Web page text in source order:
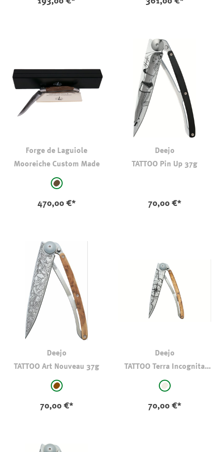
Forge de Laguiole
Mooreiche Custom Made
auswählen
braun
470,00 €*
Deejo
TATTOO Pin Up 37g
70,00 €*
Deejo
TATTOO Art Nouveau 37g
auswählen
mittelbraun
70,00 €*
Deejo
TATTOO Terra Incognita
auswählen
natur
70,00 €*